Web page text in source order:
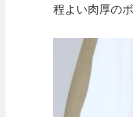
程よい肉厚の